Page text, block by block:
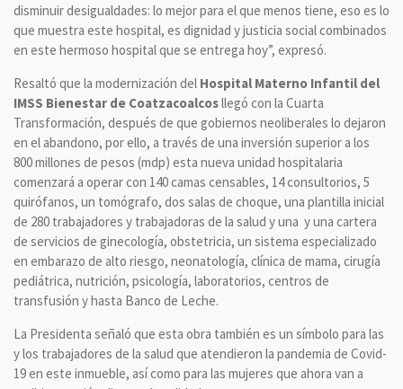
disminuir desigualdades: lo mejor para el que menos tiene, eso es lo
que muestra este hospital, es dignidad y justicia social combinados
en este hermoso hospital que se entrega hoy”, expresó.
Resaltó que la modernización del Hospital Materno Infantil del
IMSS Bienestar de Coatzacoalcosllegó con la Cuarta
Transformación, después de que gobiernos neoliberales lo dejaron
en el abandono, por ello, a través de una inversión superior a los
800 millones de pesos (mdp) esta nueva unidad hospitalaria
comenzará a operar con 140 camas censables, 14 consultorios, 5
quirófanos, un tomógrafo, dos salas de choque, una plantilla inicial
de 280 trabajadores y trabajadoras de la salud y una y una cartera
de servicios de ginecología, obstetricia, un sistema especializado
en embarazo de alto riesgo, neonatología, clínica de mama, cirugía
pediátrica, nutrición, psicología, laboratorios, centros de
transfusión y hasta Banco de Leche.
La Presidenta señaló que esta obra también es un símbolo para las
y los trabajadores de la salud que atendieron la pandemia de Covid-
19 en este inmueble, así como para las mujeres que ahora van a